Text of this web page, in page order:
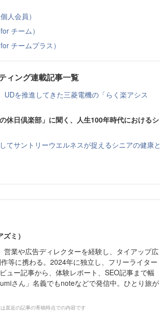
人会員）
チーム）
チームプラス）
ィング連載記事一覧
を推進してきた三菱電機の「らく楽アシス
休日倶楽部」に聞く、人生100年時代におけるシ
サントリーウエルネスが捉えるシニアの健康と
ミ）
営業や広告ディレクターを経験し、タイアップ広
等に携わる。2024年に独立し、フリーライター
ュー記事から、体験レポート、SEO記事まで幅
さん」名義でもnoteなどで発信中。ひとり旅が
直近の記事の寄稿時点での内容です